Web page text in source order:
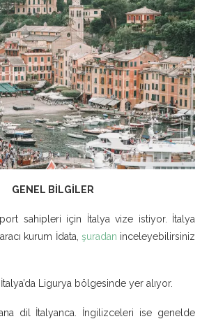
GENEL BİLGİLER
sahipleri için İtalya vize istiyor. İtalya
kurum İdata, şuradan inceleyebilirsiniz
Ligurya bölgesinde yer alıyor.
ana dil İtalyanca. İngilizceleri ise genelde